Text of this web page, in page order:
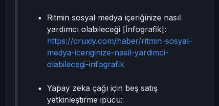
Ritmin sosyal medya içeriğinize nasıl
yardımcı olabileceği [İnfografik]:
https://cruxiy.com/haber/ritmin-sosyal-
medya-iceriginize-nasil-yardimci-
olabilecegi-infografik
Yapay zeka çağı için beş satış
yetkinleştirme ipucu: